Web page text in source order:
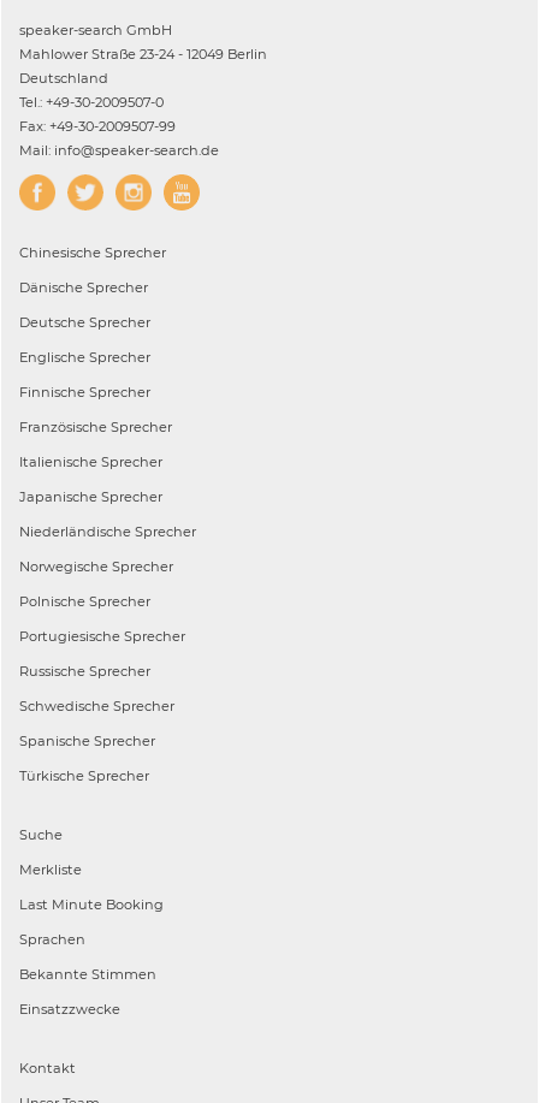
speaker-search GmbH
Mahlower Straße 23-24 - 12049 Berlin
Deutschland
Tel.: +49-30-2009507-0
Fax: +49-30-2009507-99
Mail: info@speaker-search.de
Chinesische Sprecher
Dänische Sprecher
Deutsche Sprecher
Englische Sprecher
Finnische Sprecher
Französische Sprecher
Italienische Sprecher
Japanische Sprecher
Niederländische Sprecher
Norwegische Sprecher
Polnische Sprecher
Portugiesische Sprecher
Russische Sprecher
Schwedische Sprecher
Spanische Sprecher
Türkische Sprecher
Suche
Merkliste
Last Minute Booking
Sprachen
Bekannte Stimmen
Einsatzzwecke
Kontakt